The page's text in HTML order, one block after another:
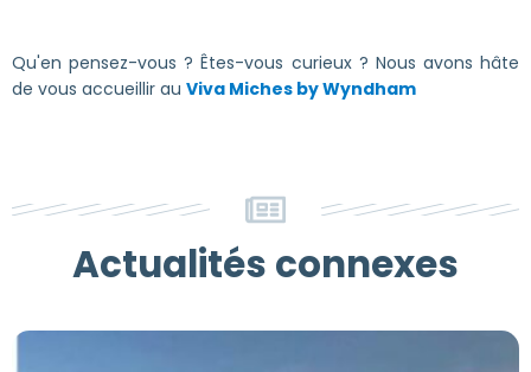
Qu'en pensez-vous ? Êtes-vous curieux ? Nous avons hâte
de vous accueillir au Viva Miches by Wyndham
Actualités connexes